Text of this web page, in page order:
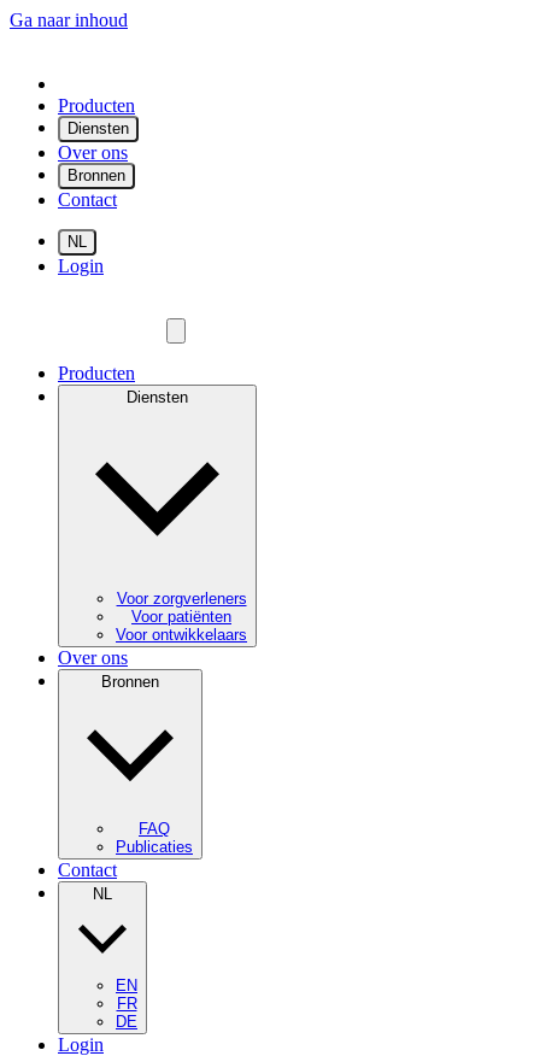
Ga naar inhoud
Producten
Diensten
Over ons
Bronnen
Contact
NL
Login
Producten
Diensten
Voor zorgverleners
Voor patiënten
Voor ontwikkelaars
Over ons
Bronnen
FAQ
Publicaties
Contact
NL
EN
FR
DE
Login